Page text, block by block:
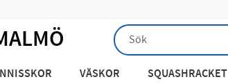
VÄSKOR SQUASHRACKET